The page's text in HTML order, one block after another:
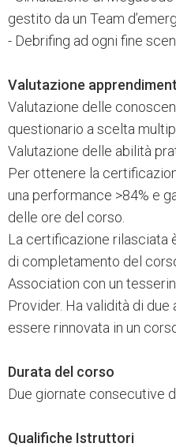
gestito da un Team
- Debrifing ad ogni fine
Valutazione
Valutazione delle
questionario a scelta
Valutazione delle abilità
Per ottenere la
una performance >84% e
delle ore del corso.
La certificazione rilasciata
di completamento del
Association con un
Provider. Ha validità di due
essere rinnovata in un
Durata del corso
Due giornate consecutive
Qualifiche Istruttori